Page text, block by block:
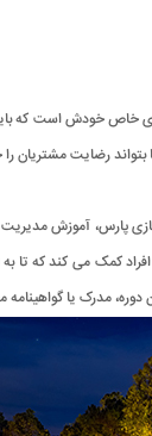
خاص خودش است که
بتواند رضایت مشتریان
پارس، آموزش
افراد کمک می کند
دوره، مدرک یا